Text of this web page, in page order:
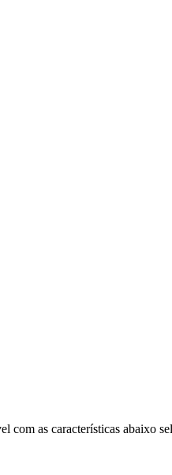
com as características abaixo